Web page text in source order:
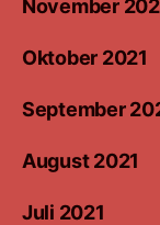
November
Oktober 2021
September
August 2021
Juli 2021